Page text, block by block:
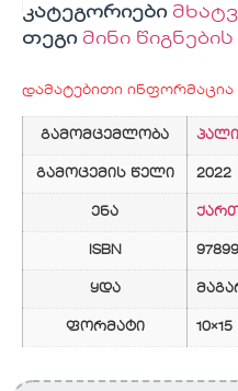
კატეგორიები
თეგი მინი
დამატებითი ინფორმაცია
გამომცემლობა
გამოცემის წელი 2022
ენა
ISBN
ყდა
ფორმატი 10×15